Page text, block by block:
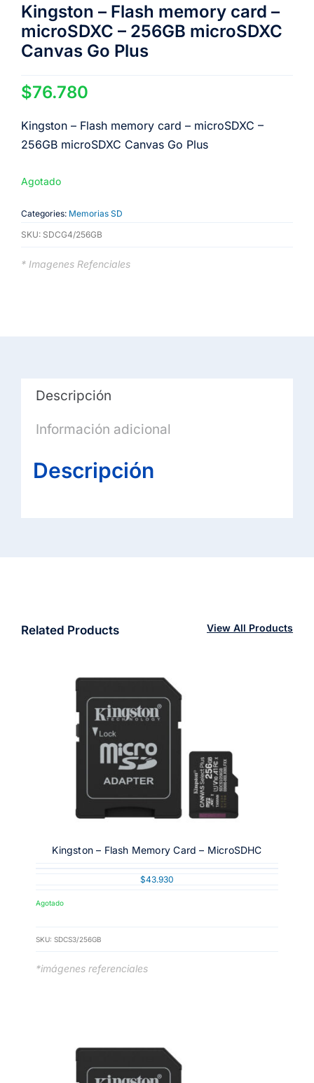
Kingston – Flash memory card –
microSDXC – 256GB microSDXC
Canvas Go Plus
$76.780
Kingston – Flash memory card – microSDXC –
256GB microSDXC Canvas Go Plus
Agotado
Categories: Memorias SD
SKU: SDCG4/256GB
* Imagenes Refenciales
Descripción
Información adicional
Descripción
Related Products View All Products
Kingston – Flash Memory Card – MicroSDHC
$43.930
Agotado
SKU: SDCS3/256GB
*imágenes referenciales